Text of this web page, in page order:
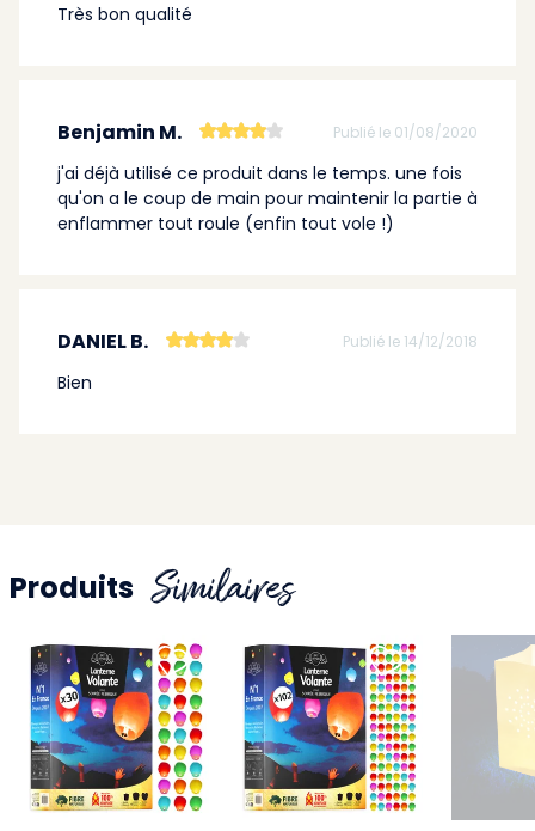
Très bon qualité
Benjamin M. Publié le 01/08/2020
j'ai déjà utilisé ce produit dans le temps. une fois
qu'on a le coup de main pour maintenir la partie à
enflammer tout roule (enfin tout vole !)
DANIEL B. Publié le 14/12/2018
Bien
Produits Similaires